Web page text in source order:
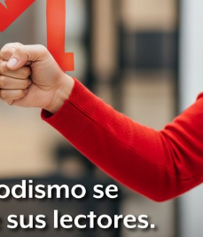
dispositivos, podrían
el tipo de ataque que
un método que